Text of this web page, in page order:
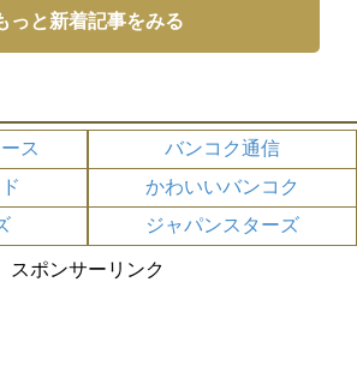
っと新着記事をみる
ス
バンコク通信
かわいいバンコク
ジャパンスターズ
スポンサーリンク